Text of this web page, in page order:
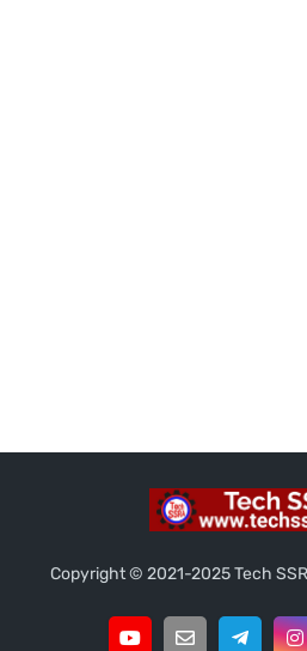
Copyright ©️ 2021-2025 Tech